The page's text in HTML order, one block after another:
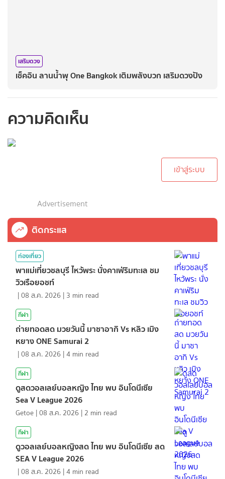
เสริมดวง
เช็คอิน ลานน้ำพุ One Bangkok เติมพลังบวก เสริมดวงปัง
ความคิดเห็น
เข้าสู่ระบบ
Advertisement
ติดกระแส
ท่องเที่ยว
พาแม่เที่ยวชลบุรี ไหว้พระ นั่งคาเฟ่ริมทะเล ชม
วิวเรือยอชท์
|08 ส.ค. 2026 | 3 min read
กีฬา
ถ่ายทอดสด มวยวันนี้ มาซาอากิ Vs หลิว เมิง
หยาง ONE Samurai 2
|08 ส.ค. 2026 |4 min read
กีฬา
ดูสดวอลเลย์บอลหญิง ไทย พบ อินโดนีเซีย
Sea V League 2026
Getoe |08 ส.ค. 2026 | 2 min read
กีฬา
ดูวอลเลย์บอลหญิงสด ไทย พบ อินโดนีเซีย สด
SEA V League 2026
|08 ส.ค. 2026 |4 min read